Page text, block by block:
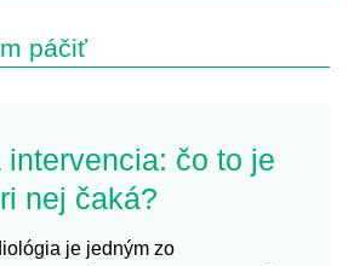
páčiť
intervencia: čo to je
nej čaká?
je jedným zo